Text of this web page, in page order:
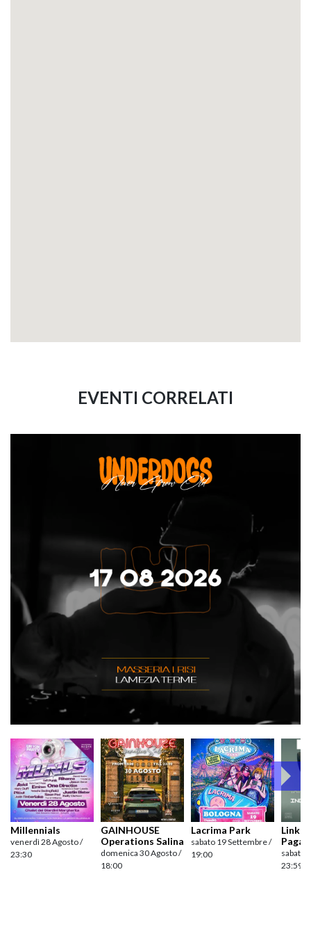
EVENTI CORRELATI
Millennials
venerdì 28 Agosto /
23:30
GAINHOUSE
Operations Salina
domenica 30 Agosto /
18:00
Lacrima Park
sabato 19 Settembre /
19:00
Link
sabato
23:59